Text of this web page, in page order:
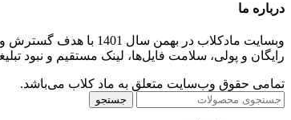
درباره ما
وبسایت مادکلاب در بهمن سال 1401 با هدف گسترش و ارائه دسترسی راحت برای دانلود ماد بازی از ورکشاپ استیم تأسیس و به مجموعه
رایگان و پولی، سلامت فایل‌ها، لینک مستقیم و نبود
تمامی حقوق وب‌سایت متعلق به ماد کلاب می‌باشد.
جستجو